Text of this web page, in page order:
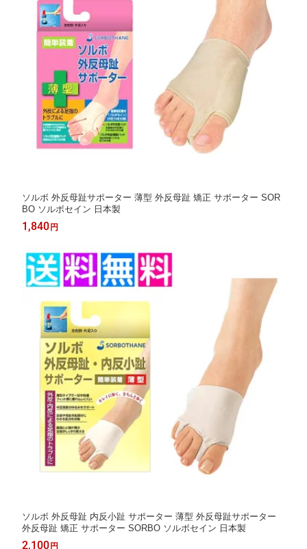
ソルボ 外反母趾サポーター 薄型 外反母趾 矯正 サポーター SOR
BO ソルボセイン 日本製
1,840 円
ソルボ 外反母趾 内反小趾 サポーター 薄型 外反母趾サポーター
外反母趾 矯正 サポーター SORBO ソルボセイン 日本製
2,100 円